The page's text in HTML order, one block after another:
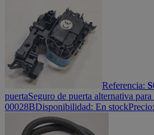
Referencia:
puertaSeguro de puerta alternativa
00028BDisponibilidad: En stockPrecio: